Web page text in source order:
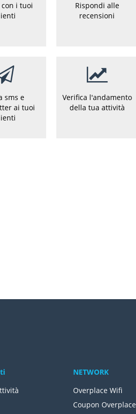
i tuoi
Rispondi alle
recensioni
sms e
ai tuoi
Verifica l'andamento
della tua attività
NETWORK
Overplace Wifi
Coupon Overplace